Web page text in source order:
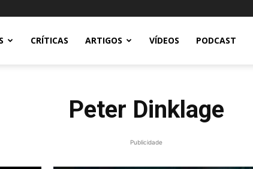
CRÍTICAS ARTIGOS VÍDEOS PODCAST
Peter Dinklage
Publicidade